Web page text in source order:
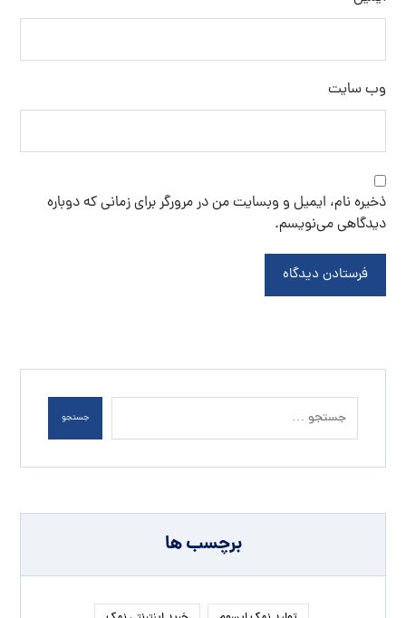
وب‌ سایت
ذخیره نام، ایمیل و وبسایت من در مرورگر برای زمانی که دوباره
دیدگاهی می‌نویسم.
فرستادن دیدگاه
جستجو
برچسب ها